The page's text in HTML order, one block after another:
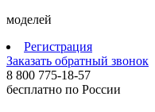
моделей
Регистрация
Заказать обратный звонок
8 800 775-18-57
бесплатно по России